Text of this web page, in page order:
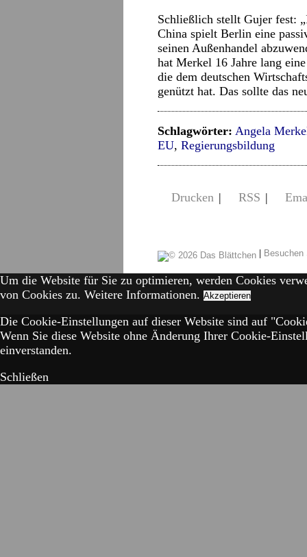
Schließlich stellt Gujer fest:
China spielt Berlin eine
seinen Außenhandel
hat Merkel 16 Jahre lang
die dem deutschen
genützt hat. Das sollte das
Schlagwörter: Angela
EU, Regierungsbildung
Drucken | RSS |
|
Um die Website für Sie zu optimieren, werden Cookies
von Cookies zu. Weitere Informationen. Akzeptieren
Die Cookie-Einstellungen auf dieser Website sind auf
Wenn Sie diese Website ohne Änderung Ihrer Cookie-
einverstanden.
Schließen